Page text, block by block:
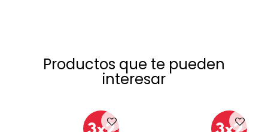
Productos que te pueden
interesar